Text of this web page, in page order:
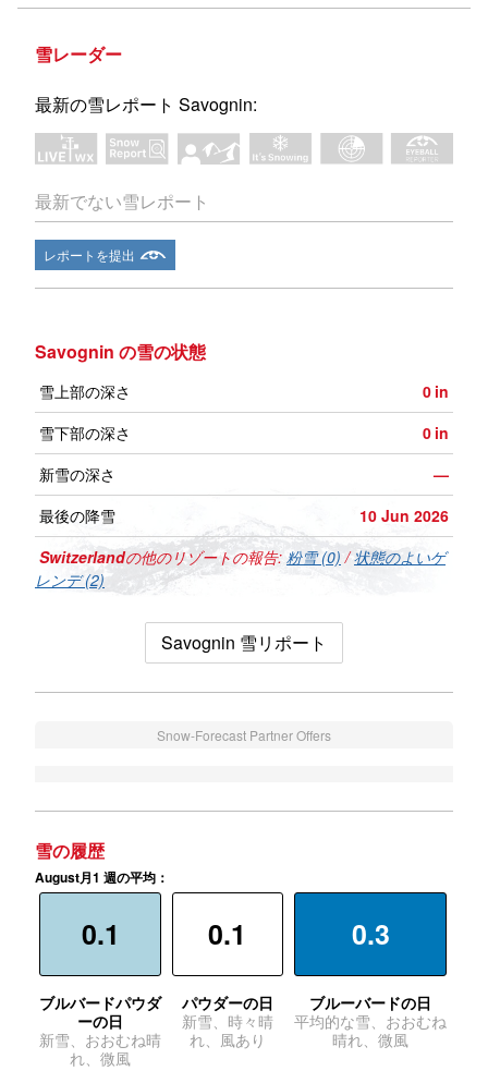
雪レーダー
最新の雪レポート Savognin:
最新でない雪レポート
レポートを提出
Savognin の雪の状態
雪上部の深さ 0 in
雪下部の深さ
0 in
新雪の深さ
—
最後の降雪
10 Jun 2026
Switzerlandの他のリゾートの報告: 粉雪 (0) /状態のよいゲ
レンデ (2)
Savognin 雪リポート
Snow-Forecast Partner Offers
雪の履歴
August月1 週の平均：
0.1
ブルバードパウダ
ーの日
新雪、おおむね晴
れ、微風
0.1
パウダーの日
新雪、時々晴
れ、風あり
0.3
ブルーバードの日
平均的な雪、おおむね
晴れ、微風